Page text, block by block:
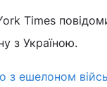
Times
з Україною.
з ешелоном